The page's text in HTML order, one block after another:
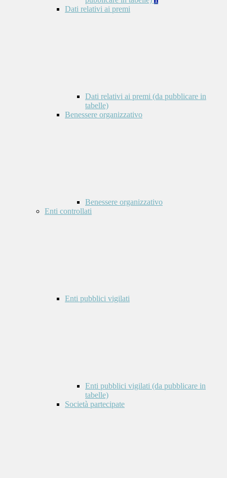
Dati relativi ai premi
Dati relativi ai premi (da pubblicare in
tabelle)
Benessere organizzativo
Benessere organizzativo
Enti controllati
Enti pubblici vigilati
Enti pubblici vigilati (da pubblicare in
tabelle)
Società partecipate